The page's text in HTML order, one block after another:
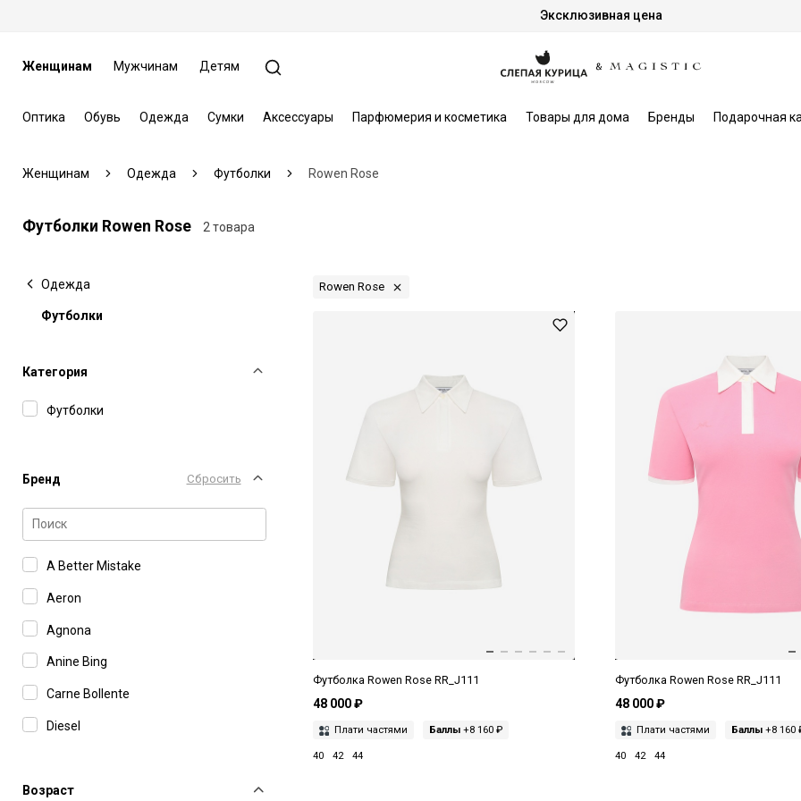
Эксклюзивная цена
Женщинам Мужчинам Детям
Оптика Обувь Одежда Сумки Аксессуары Парфюмерия и косметика Товары для дома Бренды Подарочная
Женщинам Одежда Футболки Rowen Rose
Футболки Rowen Rose 2 товара
Одежда
Футболки
Категория
Футболки
Бренд Сбросить
A Better Mistake
Aeron
Agnona
Anine Bing
Carne Bollente
Diesel
EENK
Возраст
Rowen Rose
Футболка Rowen Rose RR_J111
48 000 ₽
Плати частями Баллы +8 160 ₽
40 42 44
Футболка Rowen Rose RR_J111
48 000 ₽
Плати частями Баллы +8 160
40 42 44